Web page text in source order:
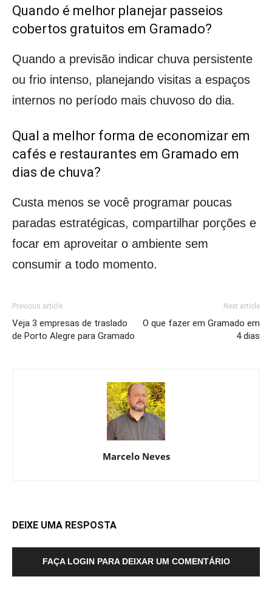
Quando é melhor planejar passeios
cobertos gratuitos em Gramado?
Quando a previsão indicar chuva persistente
ou frio intenso, planejando visitas a espaços
internos no período mais chuvoso do dia.
Qual a melhor forma de economizar em
cafés e restaurantes em Gramado em
dias de chuva?
Custa menos se você programar poucas
paradas estratégicas, compartilhar porções e
focar em aproveitar o ambiente sem
consumir a todo momento.
Previous article
Veja 3 empresas de traslado
de Porto Alegre para Gramado
Next article
O que fazer em Gramado em
4 dias
Marcelo Neves
DEIXE UMA RESPOSTA
FAÇA LOGIN PARA DEIXAR UM COMENTÁRIO